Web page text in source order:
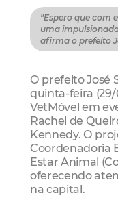
"Espero que com
uma
afirma o prefeito
O prefeito José
quinta-feira
VetMóvel em
Rachel de
Kennedy. O
Coordenadoria
Estar Animal
oferecendo
na capital.